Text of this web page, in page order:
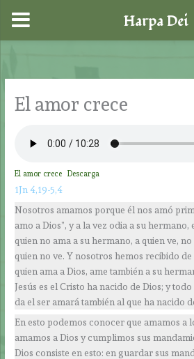
contenido
El amor crece
El amor crece Descarga
1Jn 4,19-5,4
Nosotros amamos porque él nos amó
amo a Dios”, y a la vez odia a su
quien no ama a su hermano, a quien ve,
quien no ve. Y nosotros hemos recibido
quien ama a Dios, ame también a su
Jesús es el Cristo ha nacido de Dios; y
da el ser amará también al que ha nacido
En esto podemos conocer que amamos a
amamos a Dios y cumplimos sus
Dios consiste en esto: en guardar sus
Harpa Dei